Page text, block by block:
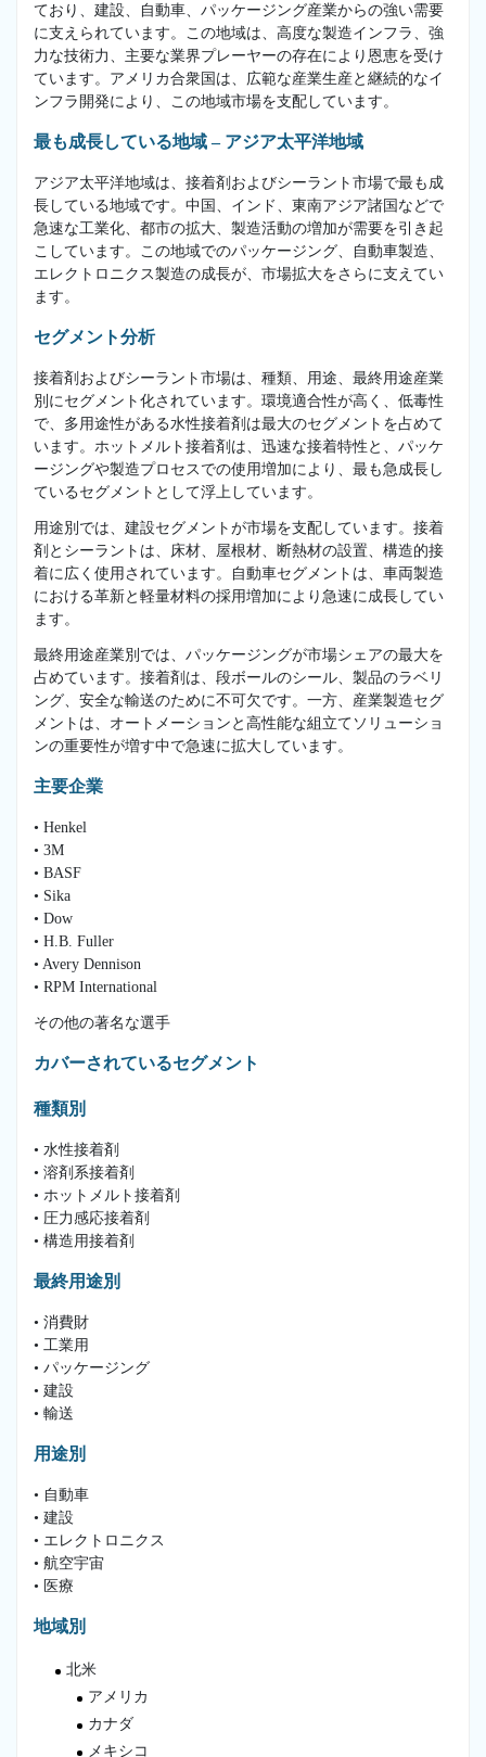
ており、建設、自動車、パッケージング産業からの強い需要
に支えられています。この地域は、高度な製造インフラ、強
力な技術力、主要な業界プレーヤーの存在により恩恵を受け
ています。アメリカ合衆国は、広範な産業生産と継続的なイ
ンフラ開発により、この地域市場を支配しています。
最も成長している地域 – アジア太平洋地域
アジア太平洋地域は、接着剤およびシーラント市場で最も成
長している地域です。中国、インド、東南アジア諸国などで
急速な工業化、都市の拡大、製造活動の増加が需要を引き起
こしています。この地域でのパッケージング、自動車製造、
エレクトロニクス製造の成長が、市場拡大をさらに支えてい
ます。
セグメント分析
接着剤およびシーラント市場は、種類、用途、最終用途産業
別にセグメント化されています。環境適合性が高く、低毒性
で、多用途性がある水性接着剤は最大のセグメントを占めて
います。ホットメルト接着剤は、迅速な接着特性と、パッケ
ージングや製造プロセスでの使用増加により、最も急成長し
ているセグメントとして浮上しています。
用途別では、建設セグメントが市場を支配しています。接着
剤とシーラントは、床材、屋根材、断熱材の設置、構造的接
着に広く使用されています。自動車セグメントは、車両製造
における革新と軽量材料の採用増加により急速に成長してい
ます。
最終用途産業別では、パッケージングが市場シェアの最大を
占めています。接着剤は、段ボールのシール、製品のラベリ
ング、安全な輸送のために不可欠です。一方、産業製造セグ
メントは、オートメーションと高性能な組立てソリューショ
ンの重要性が増す中で急速に拡大しています。
主要企業
• Henkel
• 3M
• BASF
• Sika
• Dow
• H.B. Fuller
• Avery Dennison
• RPM International
その他の著名な選手
カバーされているセグメント
種類別
• 水性接着剤
• 溶剤系接着剤
• ホットメルト接着剤
• 圧力感応接着剤
• 構造用接着剤
最終用途別
• 消費財
• 工業用
• パッケージング
• 建設
• 輸送
用途別
• 自動車
• 建設
• エレクトロニクス
• 航空宇宙
• 医療
地域別
北米
アメリカ
カナダ
メキシコ